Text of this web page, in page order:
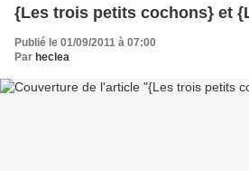
{Les trois petits cochons} et
Publié le 01/09/2011 à 07:00
Par heclea